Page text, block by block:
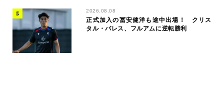
2026.08.08
正式加入の冨安健洋も途中出場！ クリス
タル・パレス、フルアムに逆転勝利